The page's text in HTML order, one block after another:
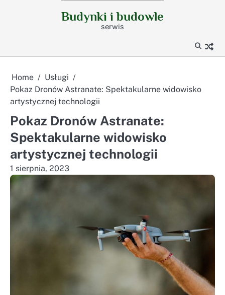
Budynki i budowle
serwis
Home
Usługi
Pokaz Dronów Astranate: Spektakularne widowisko
artystycznej technologii
Pokaz Dronów Astranate:
Spektakularne widowisko
artystycznej technologii
1 sierpnia, 2023